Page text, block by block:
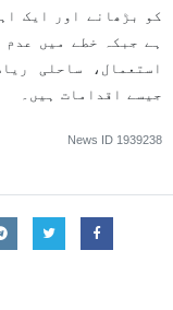
کو بڑھانے اور ایک
ہے جبکہ خطے میں
استعمال، ساحلی
جیسے اقدامات ہیں۔
News ID 1939238